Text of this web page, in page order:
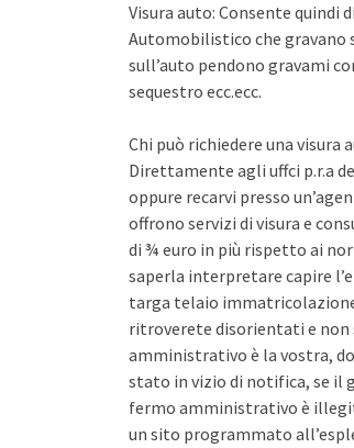
Visura auto: Consente
Automobilistico che gravano
sull’auto pendono gravami
sequestro ecc.ecc.
Chi può richiedere una visura
Direttamente agli uffci p.r.a
oppure recarvi presso
offrono servizi di visura e
di ¾ euro in più rispetto ai
saperla interpretare capire
targa telaio
ritroverete disorientati e non
amministrativo è la vostra,
stato in vizio di notifica, se il
fermo amministrativo è
un sito programmato